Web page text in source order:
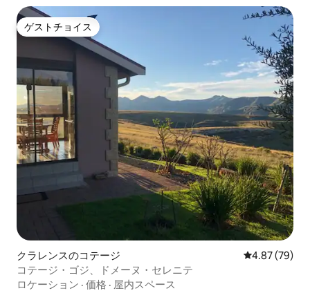
ゲストチョイス
ゲストチョイス
クラレンスのコテージ レビュー79
4.87 (79)
コテージ・ゴジ、ドメーヌ・セレニテ
ロケーション · 価格 · 屋内スペース